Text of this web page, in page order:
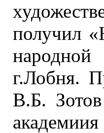
получил
г.Лобня.
В.Б.